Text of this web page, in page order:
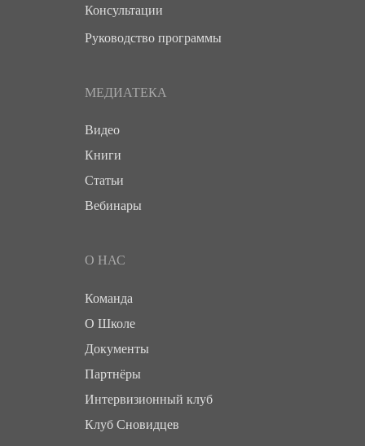
МЕДИАТЕКА
О НАС
Видео
Команда
Консультации
Руководство программы
Книги
Статьи
Вебинары
О Школе
Документы
Партнёры
Интервизионный клуб
Клуб Сновидцев